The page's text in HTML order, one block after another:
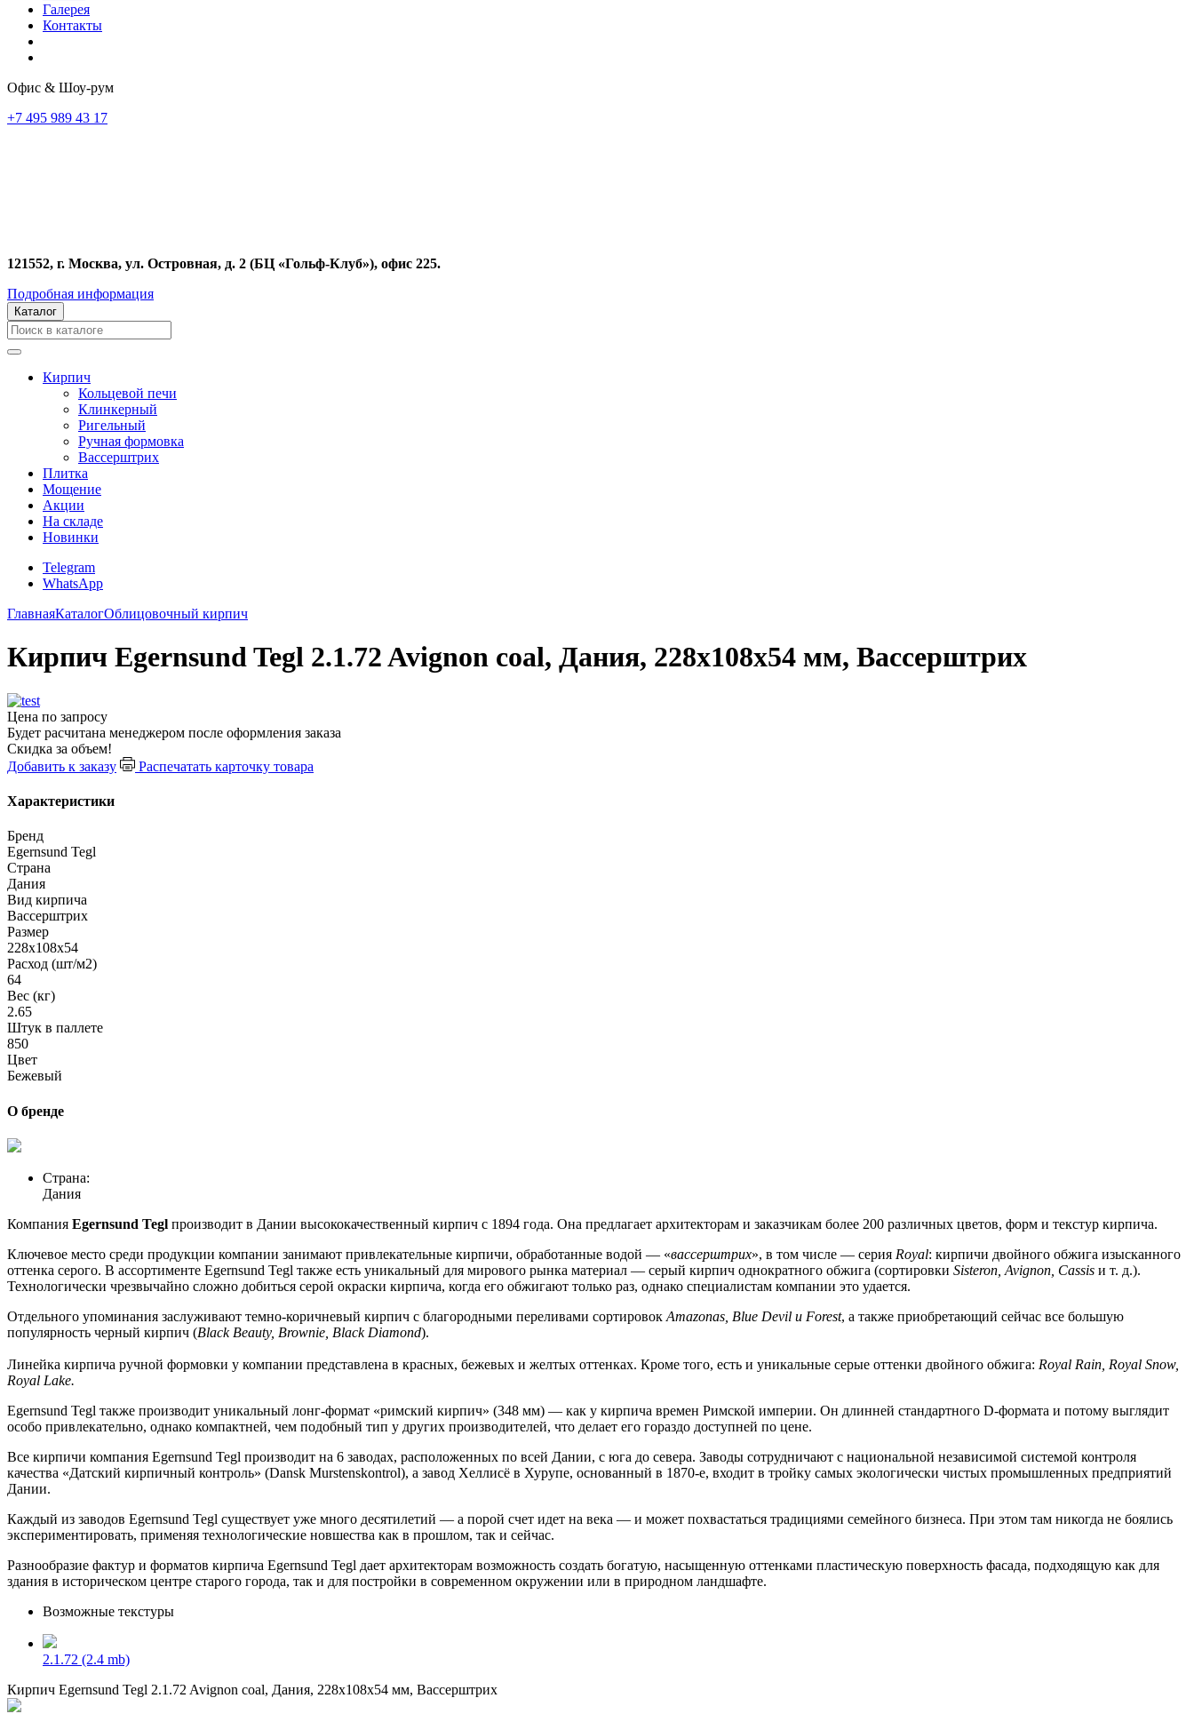
Галерея
Контакты
Офис & Шоу-рум
+7 495 989 43 17
121552, г. Москва, ул. Островная, д. 2 (БЦ «Гольф-Клуб»), офис 225.
Подробная информация
Каталог
Кирпич
Кольцевой печи
Клинкерный
Ригельный
Ручная формовка
Вассерштрих
Плитка
Мощение
Акции
На складе
Новинки
Telegram
WhatsApp
ГлавнаяКаталогОблицовочный кирпич
Кирпич Egernsund Tegl 2.1.72 Avignon coal, Дания, 228x108x54 мм, Вассерштрих
Цена по запросу
Будет расчитана менеджером после оформления заказа
Скидка за объем!
Добавить к заказу
Распечатать карточку товара
Характеристики
Бренд
Egernsund Tegl
Страна
Дания
Вид кирпича
Вассерштрих
Размер
228x108x54
Расход (шт/м2)
64
Вес (кг)
2.65
Штук в паллете
850
Цвет
Бежевый
О бренде
Страна:
Дания
Компания Egernsund Tegl производит в Дании высококачественный кирпич с 1894 года. Она предлагает архитекторам и заказчикам более 200 различных цветов, форм и текстур кирпича.
Ключевое место среди продукции компании занимают привлекательные кирпичи, обработанные водой — «вассерштрих», в том числе — серия Royal: кирпичи двойного обжига изысканного
оттенка серого. В ассортименте Egernsund Tegl также есть уникальный для мирового рынка материал — серый кирпич однократного обжига (сортировки Sisteron, Avignon, Cassis и т. д.).
Технологически чрезвычайно сложно добиться серой окраски кирпича, когда его обжигают только раз, однако специалистам компании это удается.
Отдельного упоминания заслуживают темно-коричневый кирпич с благородными переливами сортировок Amazonas, Blue Devil и Forest, а также приобретающий сейчас все большую
популярность черный кирпич (Black Beauty, Brownie, Black Diamond).
Линейка кирпича ручной формовки у компании представлена в красных, бежевых и желтых оттенках. Кроме того, есть и уникальные серые оттенки двойного обжига: Royal Rain, Royal Snow,
Royal Lake.
Egernsund Tegl также производит уникальный лонг-формат «римский кирпич» (348 мм) — как у кирпича времен Римской империи. Он длинней стандартного D-формата и потому выглядит
особо привлекательно, однако компактней, чем подобный тип у других производителей, что делает его гораздо доступней по цене.
Все кирпичи компания Egernsund Tegl производит на 6 заводах, расположенных по всей Дании, с юга до севера. Заводы сотрудничают с национальной независимой системой контроля
качества «Датский кирпичный контроль» (Dansk Murstenskontrol), а завод Хеллисё в Хурупе, основанный в 1870-е, входит в тройку самых экологически чистых промышленных предприятий
Дании.
Каждый из заводов Egernsund Tegl существует уже много десятилетий — а порой счет идет на века — и может похвастаться традициями семейного бизнеса. При этом там никогда не боялись
экспериментировать, применяя технологические новшества как в прошлом, так и сейчас.
Разнообразие фактур и форматов кирпича Egernsund Tegl дает архитекторам возможность создать богатую, насыщенную оттенками пластическую поверхность фасада, подходящую как для
здания в историческом центре старого города, так и для постройки в современном окружении или в природном ландшафте.
Возможные текстуры
2.1.72 (2.4 mb)
Кирпич Egernsund Tegl 2.1.72 Avignon coal, Дания, 228x108x54 мм, Вассерштрих